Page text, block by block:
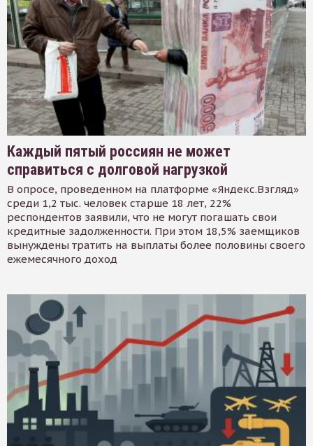
Каждый пятый россиян не может
справиться с долговой нагрузкой
В опросе, проведенном на платформе «Яндекс.Взгляд»
среди 1,2 тыс. человек старше 18 лет, 22%
респондентов заявили, что не могут погашать свои
кредитные задолженности. При этом 18,5% заемщиков
вынуждены тратить на выплаты более половины своего
ежемесячного доход